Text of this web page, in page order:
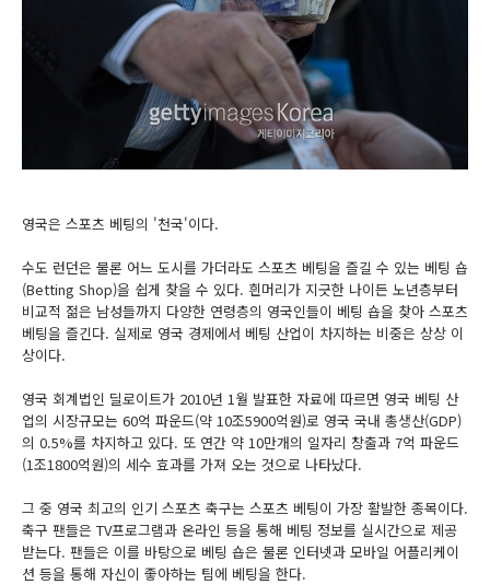
영국은 스포츠 베팅의 '천국'이다.
수도 런던은 물론 어느 도시를 가더라도 스포츠 베팅을 즐길 수 있는 베팅 숍
(Betting Shop)을 쉽게 찾을 수 있다. 흰머리가 지긋한 나이든 노년층부터
비교적 젊은 남성들까지 다양한 연령층의 영국인들이 베팅 숍을 찾아 스포츠
베팅을 즐긴다. 실제로 영국 경제에서 베팅 산업이 차지하는 비중은 상상 이
상이다.
영국 회계법인 딜로이트가 2010년 1월 발표한 자료에 따르면 영국 베팅 산
업의 시장규모는 60억 파운드(약 10조5900억원)로 영국 국내 총생산(GDP)
의 0.5%를 차지하고 있다. 또 연간 약 10만개의 일자리 창출과 7억 파운드
(1조1800억원)의 세수 효과를 가져 오는 것으로 나타났다.
그 중 영국 최고의 인기 스포츠 축구는 스포츠 베팅이 가장 활발한 종목이다.
축구 팬들은 TV프로그램과 온라인 등을 통해 베팅 정보를 실시간으로 제공
받는다. 팬들은 이를 바탕으로 베팅 숍은 물론 인터넷과 모바일 어플리케이
션 등을 통해 자신이 좋아하는 팀에 베팅을 한다.